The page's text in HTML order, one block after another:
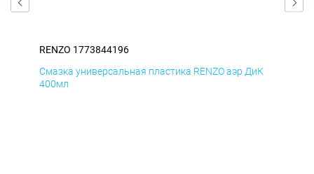
RENZO 1773844196
Смазка универсальная пластика RENZO аэр ДиК
400мл